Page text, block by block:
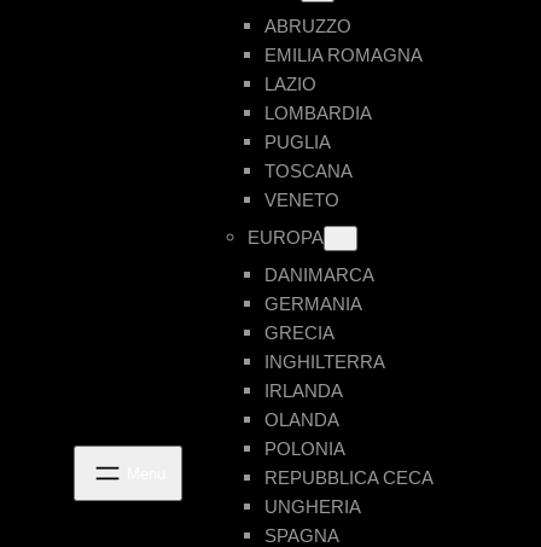
ABRUZZO
EMILIA ROMAGNA
LAZIO
LOMBARDIA
PUGLIA
TOSCANA
VENETO
EUROPA
DANIMARCA
GERMANIA
GRECIA
INGHILTERRA
IRLANDA
OLANDA
POLONIA
REPUBBLICA CECA
UNGHERIA
SPAGNA